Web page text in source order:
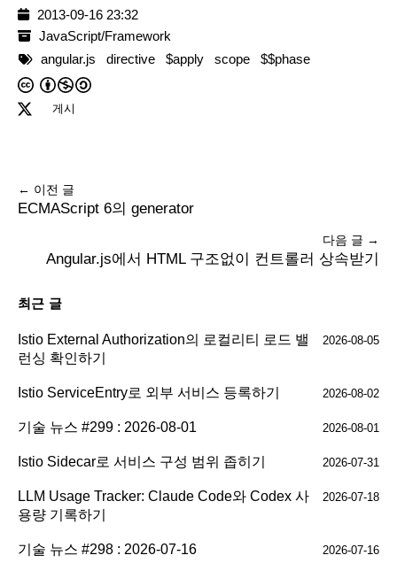
2013-09-16 23:32
JavaScript/Framework
angular.js
directive $apply scope $$phase
게시
← 이전 글
ECMAScript 6의 generator
다음 글 →
Angular.js에서 HTML 구조없이 컨트롤러 상속받기
최근 글
Istio External Authorization의 로컬리티 로드 밸
런싱 확인하기
2026-08-05
Istio ServiceEntry로 외부 서비스 등록하기 2026-08-02
기술 뉴스 #299 : 2026-08-01 2026-08-01
Istio Sidecar로 서비스 구성 범위 좁히기 2026-07-31
LLM Usage Tracker: Claude Code와 Codex 사
용량 기록하기
2026-07-18
기술 뉴스 #298 : 2026-07-16 2026-07-16